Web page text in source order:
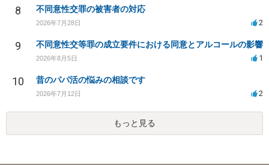
8 不同意性交罪の被害者の対応
2026年7月28日 2
9 不同意性交等罪の成立要件における同意とアルコールの影響
2026年8月5日 1
10 昔のパパ活の悩みの相談です
2026年7月12日 2
もっと見る